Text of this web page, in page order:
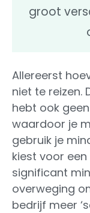
groot
Allereerst
niet te reizen.
hebt ook
waardoor je
gebruik je
kiest voor
significant
overweging
bedrijf meer